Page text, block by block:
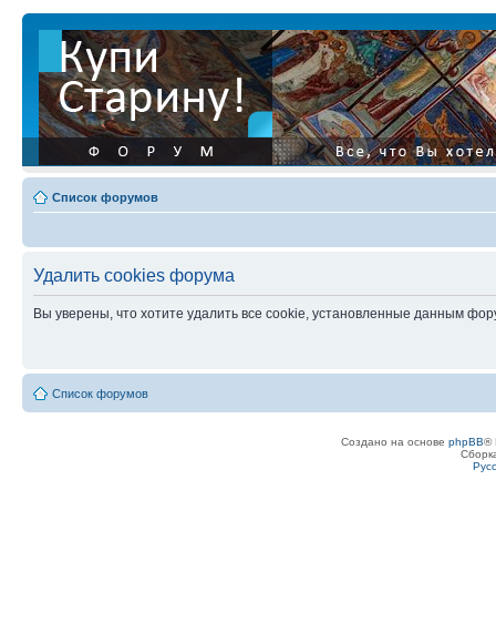
Список форумов
Удалить cookies форума
Вы уверены, что хотите удалить все cookie, установленные данным
Список форумов
Создано на основе phpBB®